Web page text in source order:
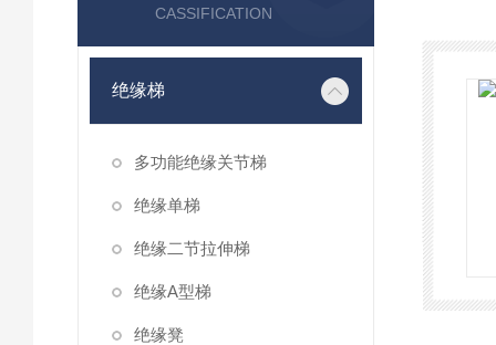
CASSIFICATION
绝缘梯
多功能绝缘关节梯
绝缘单梯
绝缘二节拉伸梯
绝缘A型梯
绝缘凳